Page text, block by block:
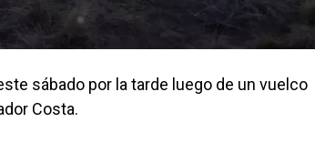
sábado por la tarde luego de un vuelco
Costa.